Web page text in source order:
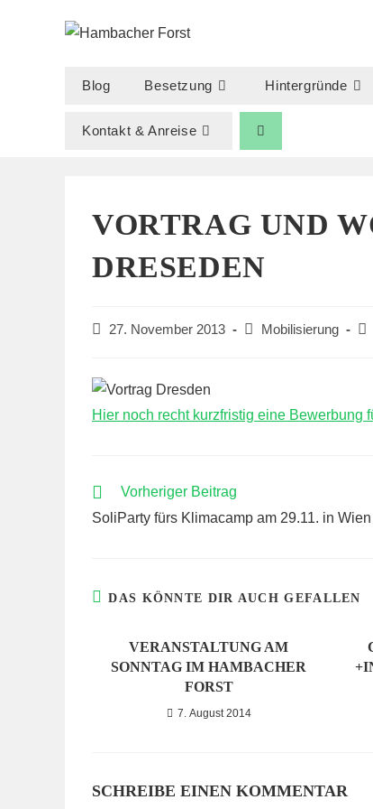
Blog Besetzung Hintergründe
Kontakt & Anreise
VORTRAG UND
DRESEDEN
Beitrag27. November 2013
Beitrags-
Mobilisierung
Hier noch recht kurzfristig eine Bewerbung
WEITERE
ANSEHEN
Vorheriger Beitrag
SoliParty fürs Klimacamp am 29.11. in Wien
DAS KÖNNTE DIR AUCH GEFALLEN
VERANSTALTUNG AM
SONNTAG IM HAMBACHER
FORST
7. August 2014
SCHREIBE EINEN KOMMENTAR